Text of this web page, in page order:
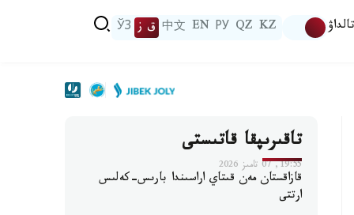
تالداۋ KZ
QZ
РУ
EN
中文 ق ز ЎЗ
تاقىرىپقا قاتىستى
19:55, 07 تامىز 2026
قازاقستان مەن قىتاي اراسىندا بارىس-كەلىس
ارتتى